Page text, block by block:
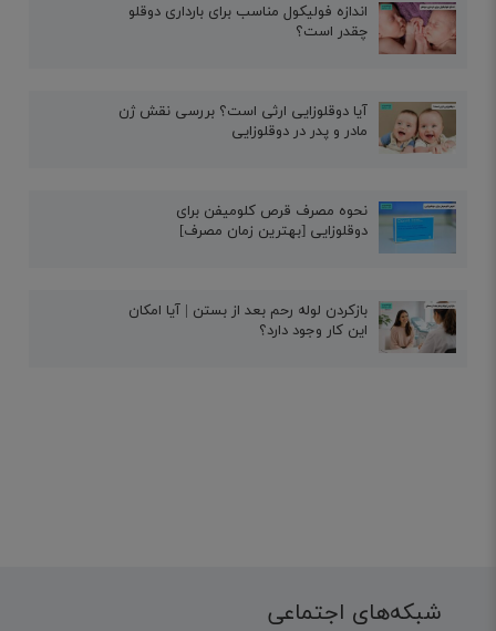
اندازه فولیکول مناسب برای بارداری دوقلو
چقدر است؟
آیا دوقلوزایی ارثی است؟ بررسی نقش ژن
مادر و پدر در دوقلوزایی
نحوه مصرف قرص کلومیفن برای
دوقلوزایی [بهترین زمان مصرف]
بازکردن لوله رحم بعد از بستن | آیا امکان
این کار وجود دارد؟
شبکه‌های اجتماعی